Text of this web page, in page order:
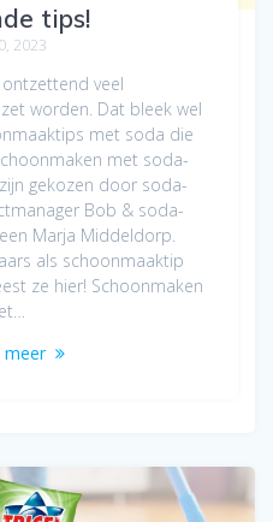
tips!
2023
veel
worden. Dat bleek wel
met soda die
met soda-
gekozen door soda-
Bob & soda-
Marja Middeldorp.
als schoonmaaktip
ze hier! Schoonmaken
meer